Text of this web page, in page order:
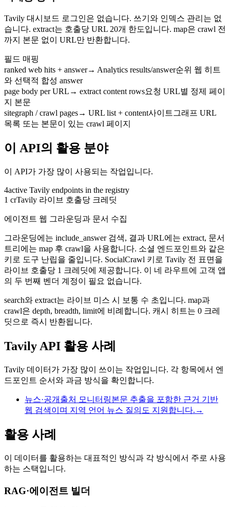
Tavily 대시보드 로그인은 없습니다. 쓰기와 인덱스 관리는 없
습니다. extract는 호출당 URL 20개 한도입니다. map은 crawl 전
까지 본문 없이 URL만 반환합니다.
필드 매핑
ranked web hits + answer→ Analytics results/answer순위 웹 히트
와 선택적 합성 answer
page body per URL → extract content rows요청 URL별 정제 페이
지 본문
sitegraph / crawl pages→ URL list + content사이트그래프 URL
목록 또는 본문이 있는 crawl 페이지
이 API의 활용 분야
이 API가 가장 많이 사용되는 작업입니다.
4active Tavily endpoints in the registry
1 crTavily 라이브 호출당 크레딧
에이전트 웹 그라운딩과 문서 수집
그라운딩에는 include_answer 검색, 결과 URL에는 extract, 문서
트리에는 map 후 crawl을 사용합니다. 소셜 엔드포인트와 같은
키로 도구 난립을 줄입니다. SocialCrawl 키로 Tavily 전 표면을
라이브 호출당 1 크레딧에 제공합니다. 이 네 라우트에 고객 앱
의 두 번째 벤더 계정이 필요 없습니다.
search와 extract는 라이브 미스 시 보통 수 초입니다. map과
crawl은 depth, breadth, limit에 비례합니다. 캐시 히트는 0 크레
딧으로 즉시 반환됩니다.
Tavily API 활용 사례
Tavily 데이터가 가장 많이 쓰이는 작업입니다. 각 항목에서 엔
드포인트 순서와 과금 방식을 확인합니다.
뉴스·공개출처 모니터링본문 추출을 포함한 근거 기반
웹 검색이며 지역 언어 뉴스 질의도 지원합니다. →
활용 사례
이 데이터를 활용하는 대표적인 방식과 각 방식에서 주로 사용
하는 스택입니다.
RAG·에이전트 빌더